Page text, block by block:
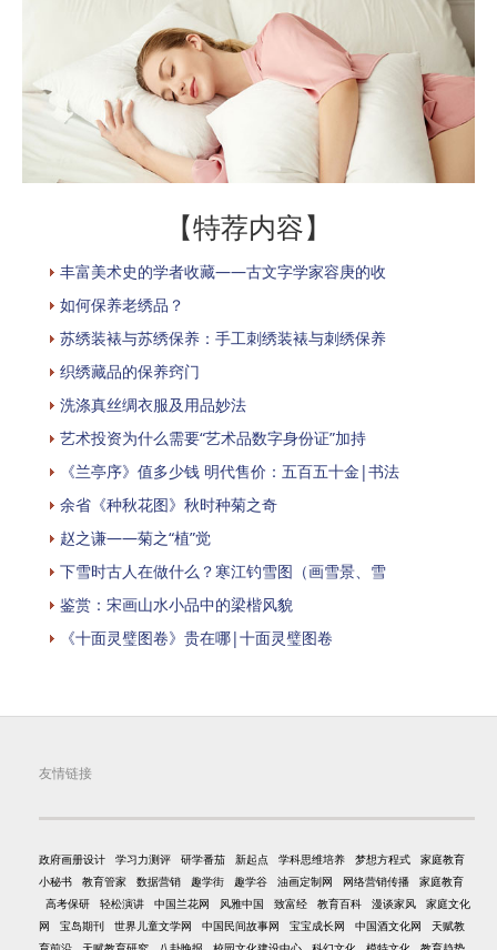
【特荐内容】
丰富美术史的学者收藏——古文字学家容庚的收
如何保养老绣品？
苏绣装裱与苏绣保养：手工刺绣装裱与刺绣保养
织绣藏品的保养窍门
洗涤真丝绸衣服及用品妙法
艺术投资为什么需要“艺术品数字身份证”加持
《兰亭序》值多少钱 明代售价：五百五十金|书法
余省《种秋花图》秋时种菊之奇
赵之谦——菊之“植”觉
下雪时古人在做什么？寒江钓雪图（画雪景、雪
鉴赏：宋画山水小品中的梁楷风貌
《十面灵璧图卷》贵在哪|十面灵璧图卷
友情链接
政府画册设计 学习力测评 研学番茄 新起点 学科思维培养 梦想方程式
家庭教育
小秘书
教育管家 数据营销 趣学街 趣学谷 油画定制网 网络营销传播
家庭教育
高考保研
轻松演讲 中国兰花网 风雅中国 致富经 教育百科 漫谈家风
家庭文化
网
宝岛期刊 世界儿童文学网 中国民间故事网 宝宝成长网 中国酒文化网
天赋教